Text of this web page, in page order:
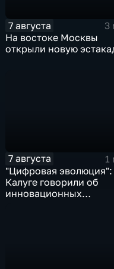
7 августа
3
На востоке Москвы
открыли новую
7 августа
1
"Цифровая эволюция":
Калуге говорили об
инновационных